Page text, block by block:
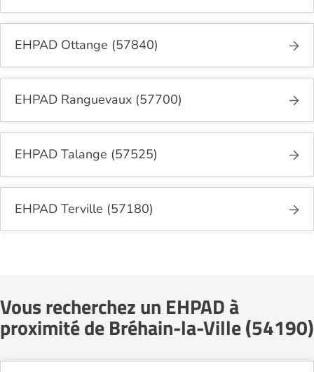
EHPAD Ottange (57840)
EHPAD Ranguevaux (57700)
EHPAD Talange (57525)
EHPAD Terville (57180)
Vous recherchez un EHPAD à
proximité de Bréhain-la-Ville (54190)